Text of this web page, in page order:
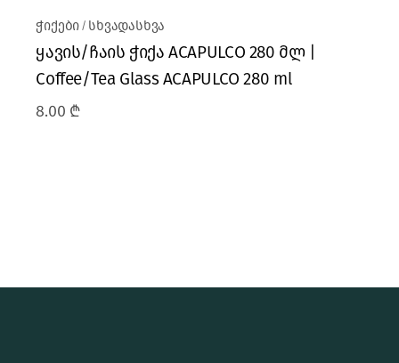
ჭიქები სხვადასხვა
ყავის/ჩაის ჭიქა ACAPULCO 280 მლ |
Coffee/Tea Glass ACAPULCO 280 ml
8.00 ₾